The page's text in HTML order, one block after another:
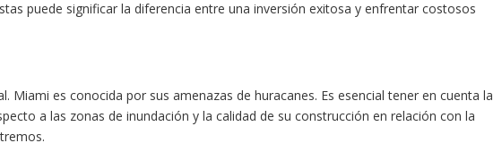
puede significar la diferencia entre una inversión exitosa y enfrentar costosos
Miami es conocida por sus amenazas de huracanes. Es esencial tener en cuenta la
a las zonas de inundación y la calidad de su construcción en relación con la